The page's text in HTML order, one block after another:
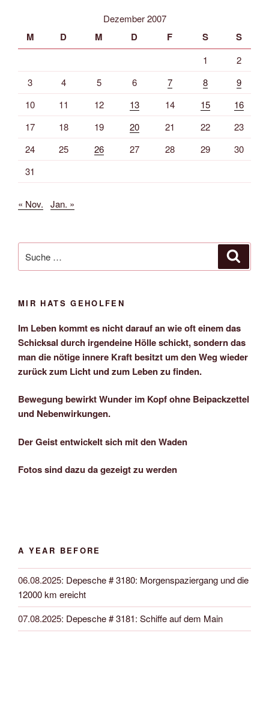
Dezember 2007
M D M D F S S
1
2
3
4 5 6 7 8
9
10
11 12 13 14 15
16
17
18 19 20 21 22
23
24
25 26 27 28 29
30
31
« Nov. Jan. »
nach:
MIR HATS GEHOLFEN
Im Leben kommt es nicht darauf an wie oft einem das
Schicksal durch irgendeine Hölle schickt, sondern das
man die nötige innere Kraft besitzt um den Weg wieder
zurück zum Licht und zum Leben zu finden.
Bewegung bewirkt Wunder im Kopf ohne Beipackzettel
und Nebenwirkungen.
Der Geist entwickelt sich mit den Waden
Fotos sind dazu da gezeigt zu werden
A YEAR BEFORE
06.08.2025: Depesche # 3180: Morgenspaziergang und die
12000 km ereicht
07.08.2025: Depesche # 3181: Schiffe auf dem Main